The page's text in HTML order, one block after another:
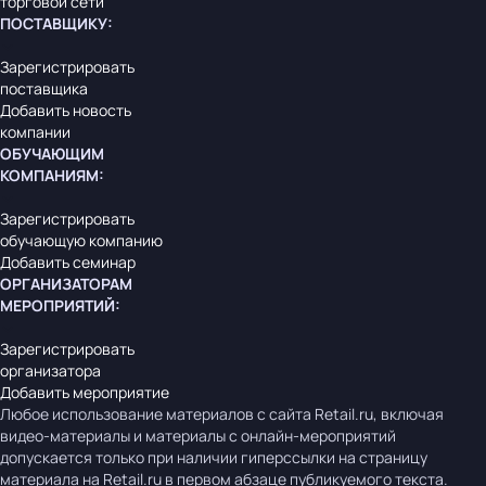
ПОСТАВЩИКУ:
Зарегистрировать
поставщика
Добавить новость
компании
ОБУЧАЮЩИМ
КОМПАНИЯМ:
Зарегистрировать
обучающую компанию
Добавить семинар
ОРГАНИЗАТОРАМ
МЕРОПРИЯТИЙ:
Зарегистрировать
организатора
Добавить мероприятие
Любое использование материалов с сайта Retail.ru, включая
видео-материалы и материалы с онлайн-мероприятий
допускается только при наличии гиперссылки на страницу
материала на Retail.ru в первом абзаце публикуемого текста.